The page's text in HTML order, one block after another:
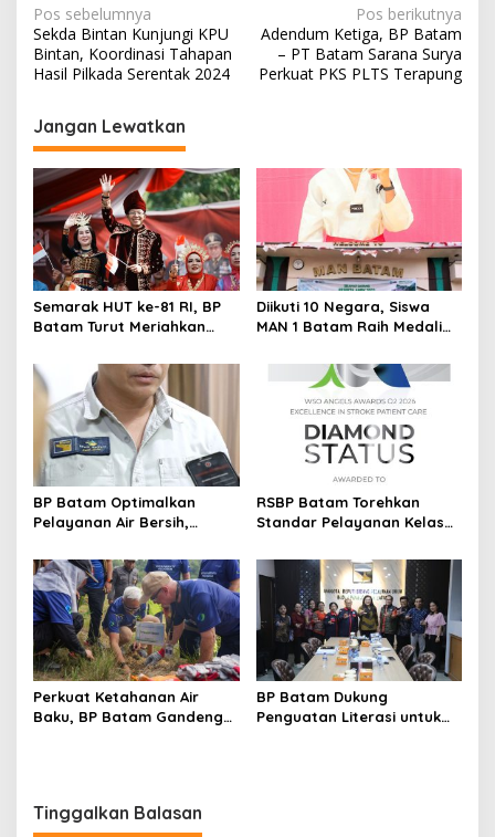
N
a
v
i
g
a
s
i
p
o
s
Pos sebelumnya
Sekda Bintan Kunjungi KPU
Bintan, Koordinasi Tahapan
Hasil Pilkada Serentak 2024
Pos berikutnya
Adendum Ketiga, BP Batam
– PT Batam Sarana Surya
Perkuat PKS PLTS Terapung
Jangan Lewatkan
Semarak HUT ke-81 RI, BP
Batam Turut Meriahkan
Diikuti 10 Negara, Siswa
MAN 1 Batam Raih Medali
Taekwondo Internasional
Singapura
BP Batam Optimalkan
Pelayanan Air Bersih,
Gunakan Air Secara Bijak
RSBP Batam Torehkan
Standar Pelayanan Kelas
dari WSO
Perkuat Ketahanan Air
Baku, BP Batam Gandeng
BP Batam Dukung
Penguatan Literasi untuk
Tinggalkan Balasan